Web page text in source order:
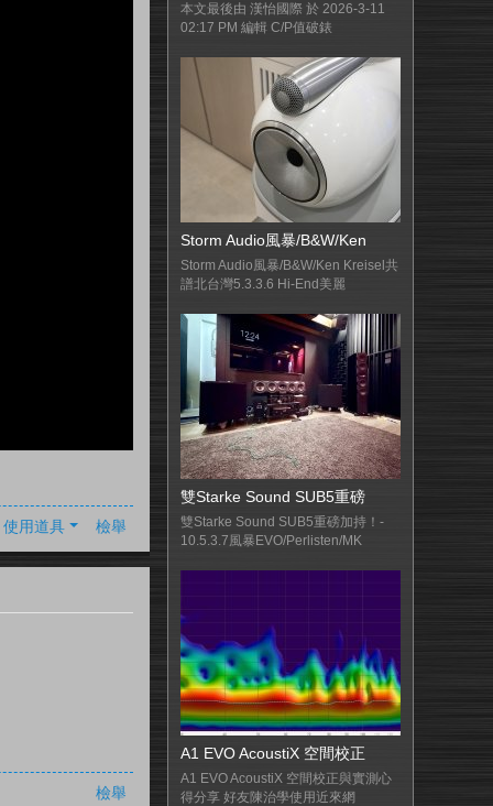
使用道具 檢舉
檢舉
本文最後由 漢怡國際 於 2026-3-11
02:17 PM 編輯 C/P值破錶
Storm Audio風暴/B&W/Ken
Storm Audio風暴/B&W/Ken Kreisel共
譜北台灣5.3.3.6 Hi-End美麗
雙Starke Sound SUB5重磅
雙Starke Sound SUB5重磅加持！-
10.5.3.7風暴EVO/Perlisten/MK
A1 EVO AcoustiX 空間校正
A1 EVO AcoustiX 空間校正與實測心
得分享 好友陳治學使用近來網